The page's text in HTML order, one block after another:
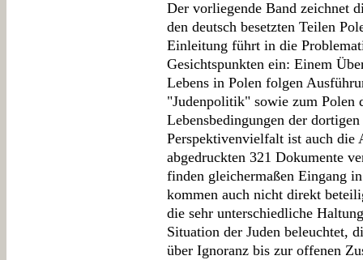
Der vorliegende Band zeichnet
den deutsch besetzten Teilen
Einleitung führt in die
Gesichtspunkten ein: Einem
Lebens in Polen folgen
"Judenpolitik" sowie zum Polen
Lebensbedingungen der
Perspektivenvielfalt ist auch die
abgedruckten 321 Dokumente
finden gleichermaßen Eingang
kommen auch nicht direkt
die sehr unterschiedliche
Situation der Juden beleuchtet,
über Ignoranz bis zur offenen